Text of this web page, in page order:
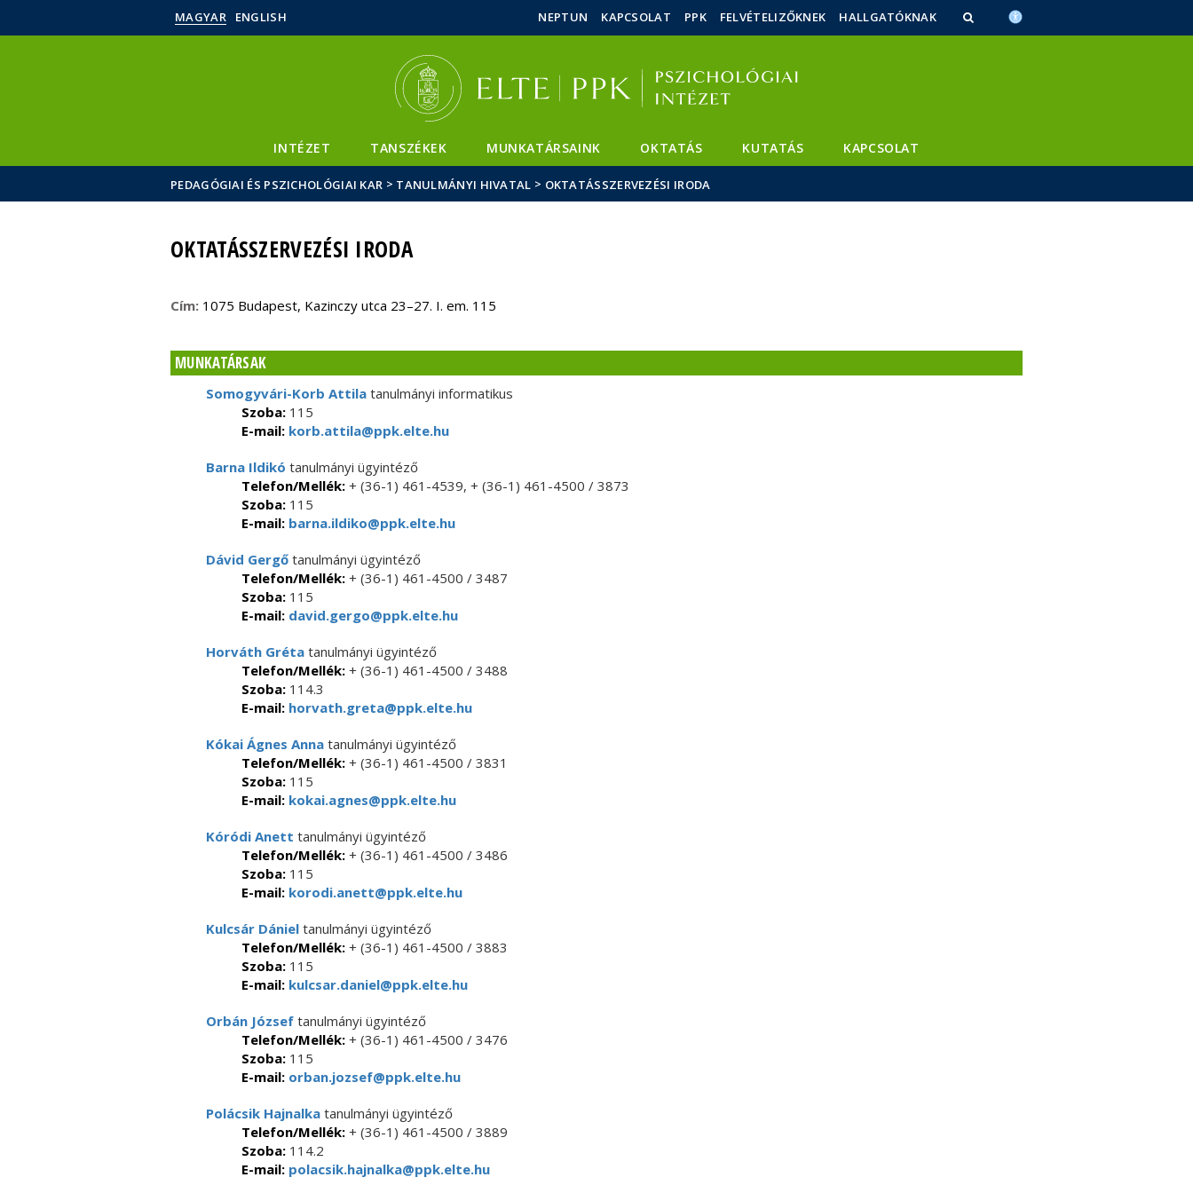
Hírek
Események
ELTE a
MAGYAR ENGLISH NEPTUN KAPCSOLAT PPK FELVÉTELIZŐKNEK HALLGATÓKNAK
INTÉZET TANSZÉKEK MUNKATÁRSAINK OKTATÁS KUTATÁS KAPCSOLAT
PEDAGÓGIAI ÉS PSZICHOLÓGIAI KAR > TANULMÁNYI HIVATAL > OKTATÁSSZERVEZÉSI IRODA
OKTATÁSSZERVEZÉSI IRODA
Cím: 1075 Budapest, Kazinczy utca 23–27. I. em. 115
MUNKATÁRSAK
Somogyvári-Korb Attila tanulmányi informatikus
Szoba: 115
E-mail: korb.attila@ppk.elte.hu
Barna Ildikó tanulmányi ügyintéző
Telefon/Mellék: + (36-1) 461-4539, + (36-1) 461-4500 / 3873
Szoba: 115
E-mail: barna.ildiko@ppk.elte.hu
Dávid Gergő tanulmányi ügyintéző
Telefon/Mellék: + (36-1) 461-4500 / 3487
Szoba: 115
E-mail: david.gergo@ppk.elte.hu
Horváth Gréta tanulmányi ügyintéző
Telefon/Mellék: + (36-1) 461-4500 / 3488
Szoba: 114.3
E-mail: horvath.greta@ppk.elte.hu
Kókai Ágnes Anna tanulmányi ügyintéző
Telefon/Mellék: + (36-1) 461-4500 / 3831
Szoba: 115
E-mail: kokai.agnes@ppk.elte.hu
Kóródi Anett tanulmányi ügyintéző
Telefon/Mellék: + (36-1) 461-4500 / 3486
Szoba: 115
E-mail: korodi.anett@ppk.elte.hu
Kulcsár Dániel tanulmányi ügyintéző
Telefon/Mellék: + (36-1) 461-4500 / 3883
Szoba: 115
E-mail: kulcsar.daniel@ppk.elte.hu
Orbán József tanulmányi ügyintéző
Telefon/Mellék: + (36-1) 461-4500 / 3476
Szoba: 115
E-mail: orban.jozsef@ppk.elte.hu
Polácsik Hajnalka tanulmányi ügyintéző
Telefon/Mellék: + (36-1) 461-4500 / 3889
Szoba: 114.2
E-mail: polacsik.hajnalka@ppk.elte.hu